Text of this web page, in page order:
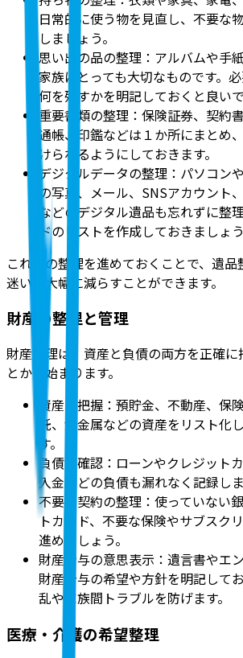
日常的に使う物を見直し、不要な
しましょう。
思い出の品の整理：アルバムや手
家族にとっても大切なものです。
何を残すかを明記しておくと良いで
重要書類の整理：保険証券、契約
通帳、印鑑などは１か所にまとめ
けられるようにしておきます。
デジタルデータの整理：パソコン
の写真、メール、SNSアカウント
などのデジタル遺品も忘れずに整
ドのリストを作成しておきましょう
これらの整理を進めておくことで、遺
迷いを大幅に減らすことができます。
財産の整理と管理
財産整理は、資産と負債の両方を正確
とから始まります。
資産の把握：預貯金、不動産、保
託、貴金属などの資産をリスト化
す。
負債の確認：ローンやクレジット
入金などの負債も漏れなく記録しま
不要な契約の整理：使っていない
トカード、不要な保険やサブスク
進めましょう。
財産分与の意思表示：遺言書やエ
財産分与の希望や方針を明記して
乱や家族間トラブルを防げます。
医療・介護の希望整理